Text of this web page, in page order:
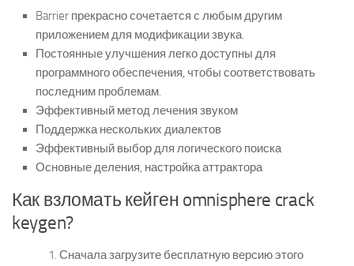
Barrier прекрасно сочетается с любым другим
приложением для модификации звука.
Постоянные улучшения легко доступны для
программного обеспечения, чтобы соответствовать
последним проблемам.
Эффективный метод лечения звуком
Поддержка нескольких диалектов
Эффективный выбор для логического поиска
Основные деления, настройка аттрактора
Как взломать кейген omnisphere crack
keygen?
Сначала загрузите бесплатную версию этого